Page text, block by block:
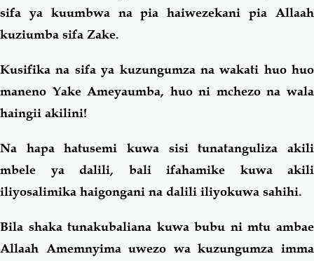
sifa ya kuumbwa na pia haiwezekani pia Allaah
kuziumba sifa Zake.
Kusifika na sifa ya kuzungumza na wakati huo huo
maneno Yake Ameyaumba, huo ni mchezo na wala
haingii akilini!
Na hapa hatusemi kuwa sisi tunatanguliza akili
mbele ya dalili, bali ifahamike kuwa akili
iliyosalimika haigongani na dalili iliyokuwa sahihi.
Bila shaka tunakubaliana kuwa bubu ni mtu ambae
Allaah Amemnyima uwezo wa kuzungumza imma